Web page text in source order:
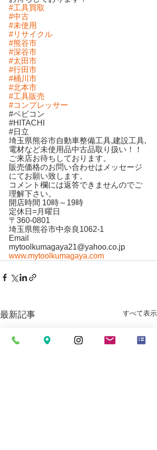
#工具買取
#中古
#未使用
#リサイクル
#熊谷市
#深谷市
#太田市
#行田市
#桶川市
#北本市
#工具販売
#コンプレッサー
#ベビコン
#HITACHI
#日立
埼玉県熊谷市自動車整備工具,建設工具,
電材など未使用品中古品取り扱い！！
ご来店お待ちしております。
販売価格のお問い合わせはメッセージ
にてお願い致します。
コメント欄には返答できませんのでご
理解下さい。
開店時間 10時～19時
定休日=月曜日
〒360-0801
埼玉県熊谷市中奈良1062-1
Email
mytoolkumagaya21@yahoo.co.jp
www.mytoolkumagaya.com
最新記事 すべて表示